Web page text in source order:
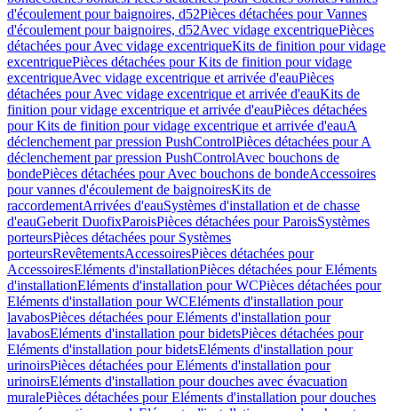
d'écoulement pour baignoires, d52Pièces détachées pour Vannes
d'écoulement pour baignoires, d52Avec vidage excentriquePièces
détachées pour Avec vidage excentriqueKits de finition pour vidage
excentriquePièces détachées pour Kits de finition pour vidage
excentriqueAvec vidage excentrique et arrivée d'eauPièces
détachées pour Avec vidage excentrique et arrivée d'eauKits de
finition pour vidage excentrique et arrivée d'eauPièces détachées
pour Kits de finition pour vidage excentrique et arrivée d'eauA
déclenchement par pression PushControlPièces détachées pour A
déclenchement par pression PushControlAvec bouchons de
bondePièces détachées pour Avec bouchons de bondeAccessoires
pour vannes d'écoulement de baignoiresKits de
raccordementArrivées d'eauSystèmes d'installation et de chasse
d'eauGeberit DuofixParoisPièces détachées pour ParoisSystèmes
porteursPièces détachées pour Systèmes
porteursRevêtementsAccessoiresPièces détachées pour
AccessoiresEléments d'installationPièces détachées pour Eléments
d'installationEléments d'installation pour WCPièces détachées pour
Eléments d'installation pour WCEléments d'installation pour
lavabosPièces détachées pour Eléments d'installation pour
lavabosEléments d'installation pour bidetsPièces détachées pour
Eléments d'installation pour bidetsEléments d'installation pour
urinoirsPièces détachées pour Eléments d'installation pour
urinoirsEléments d'installation pour douches avec évacuation
muralePièces détachées pour Eléments d'installation pour douches